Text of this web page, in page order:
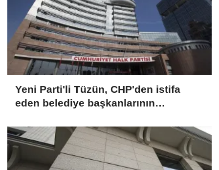
Yeni Parti'li Tüzün, CHP'den istifa
eden belediye başkanlarının
söyledi